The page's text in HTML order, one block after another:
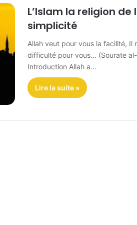
L’Islam la religion de
simplicité
Allah veut pour vous la facilité, Il
difficulté pour vous… (Sourate
Introduction Allah a…
Lire la suite »